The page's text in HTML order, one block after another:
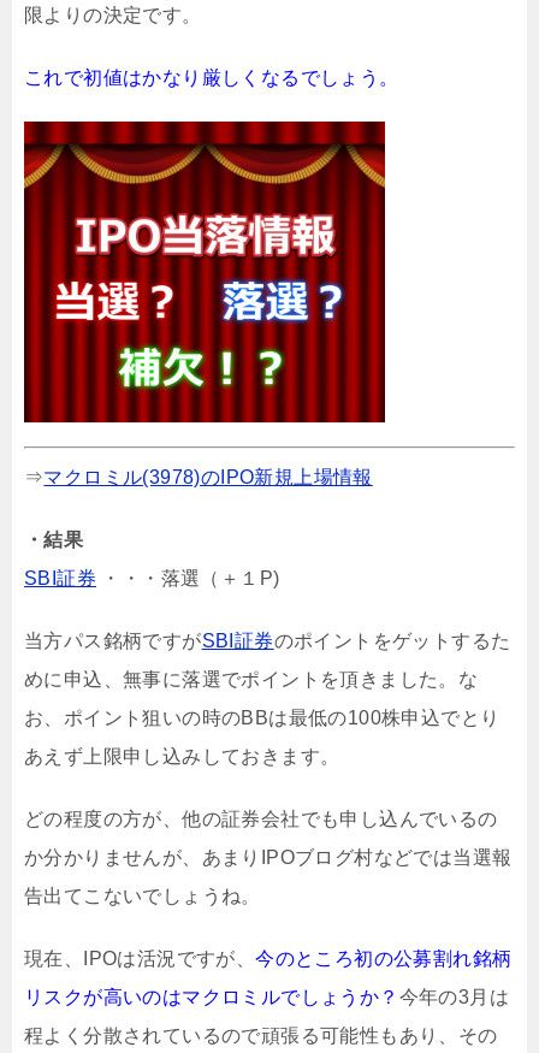
限よりの決定です。
これで初値はかなり厳しくなるでしょう。
⇒マクロミル(3978)のIPO新規上場情報
・結果
SBI証券 ・・・落選（＋１P)
当方パス銘柄ですがSBI証券のポイントをゲットするた
めに申込、無事に落選でポイントを頂きました。な
お、ポイント狙いの時のBBは最低の100株申込でとり
あえず上限申し込みしておきます。
どの程度の方が、他の証券会社でも申し込んでいるの
か分かりませんが、あまりIPOブログ村などでは当選報
告出てこないでしょうね。
現在、IPOは活況ですが、今のところ初の公募割れ銘柄
リスクが高いのはマクロミルでしょうか？ 今年の3月は
程よく分散されているので頑張る可能性もあり、その